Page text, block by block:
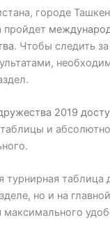
городе
пройдет
. Чтобы следить
2019
и
турнирная таблица
но и на
максимального